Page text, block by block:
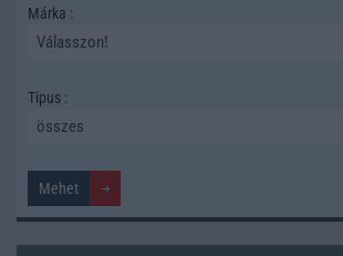
Márka :
Tipus :